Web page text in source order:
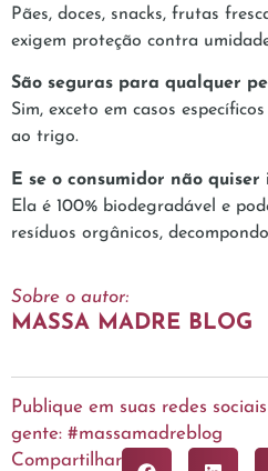
Pães, doces, snacks, frutas
exigem proteção contra
São seguras para qualquer
Sim, exceto em casos
ao trigo.
E se o consumidor não
Ela é 100% biodegradável e
resíduos orgânicos,
Sobre o autor:
MASSA MADRE BLOG
Publique em suas redes
gente: #massamadreblog
Compartilhar